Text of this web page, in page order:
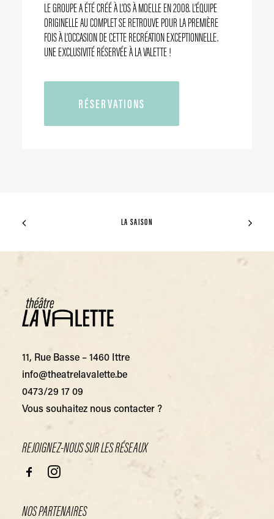
LE GROUPE A ÉTÉ CRÉÉ À L’OS À MOELLE EN 2008. L’ÉQUIPE
ORIGINELLE AU COMPLET SE RETROUVE POUR LA PREMIÈRE
FOIS À L’OCCASION DE CETTE RECRÉATION EXCEPTIONNELLE.
UNE EXCLUSIVITÉ RÉSERVÉE À LA VALETTE !
RÉSERVATIONS
LA SAISON
11, Rue Basse – 1460 Ittre
info@theatrelavalette.be
0473/29 17 09
Vous souhaitez nous contacter ?
REJOIGNEZ-NOUS SUR LES RÉSEAUX
NOS PARTENAIRES